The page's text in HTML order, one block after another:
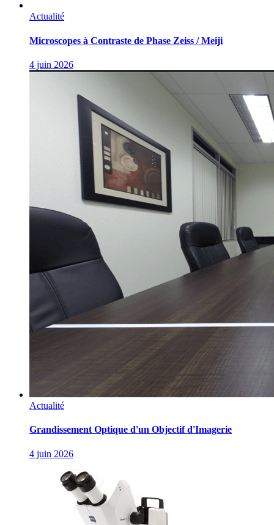
Actualité
Microscopes à Contraste de Phase Zeiss / Meiji
4 juin 2026
Actualité
Grandissement Optique d'un Objectif d'Imagerie
4 juin 2026